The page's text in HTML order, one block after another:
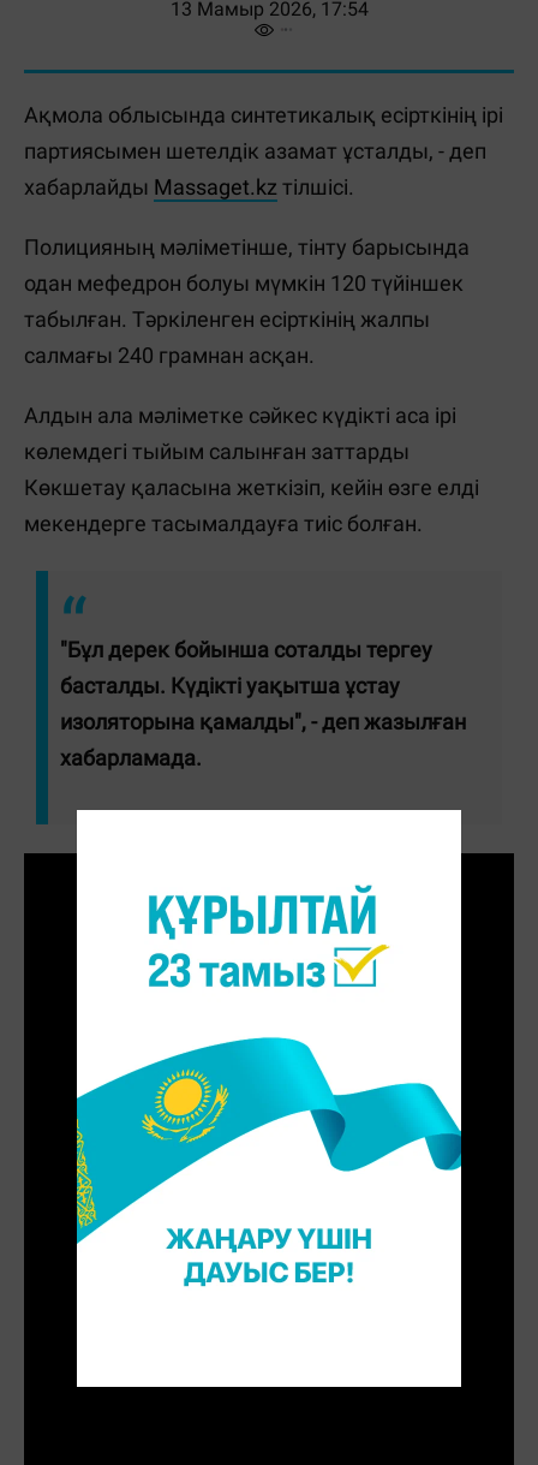
13 Мамыр 2026, 17:54
Ақмола облысында синтетикалық есірткінің ірі
партиясымен шетелдік азамат ұсталды, - деп
хабарлайды Massaget.kz тілшісі.
Полицияның мәліметінше, тінту барысында
одан мефедрон болуы мүмкін 120 түйіншек
табылған. Тәркіленген есірткінің жалпы
салмағы 240 грамнан асқан.
Алдын ала мәліметке сәйкес күдікті аса ірі
көлемдегі тыйым салынған заттарды
Көкшетау қаласына жеткізіп, кейін өзге елді
мекендерге тасымалдауға тиіс болған.
"Бұл дерек бойынша соталды тергеу
басталды. Күдікті уақытша ұстау
изоляторына қамалды", - деп жазылған
хабарламада.